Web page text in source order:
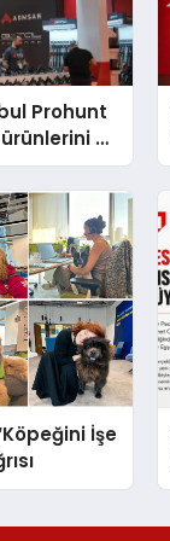
Prohunt
ve
İşe